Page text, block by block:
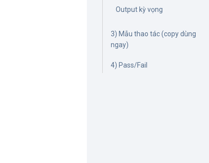
Output kỳ vọng
3) Mẫu thao tác (copy dùng
ngay)
4) Pass/Fail